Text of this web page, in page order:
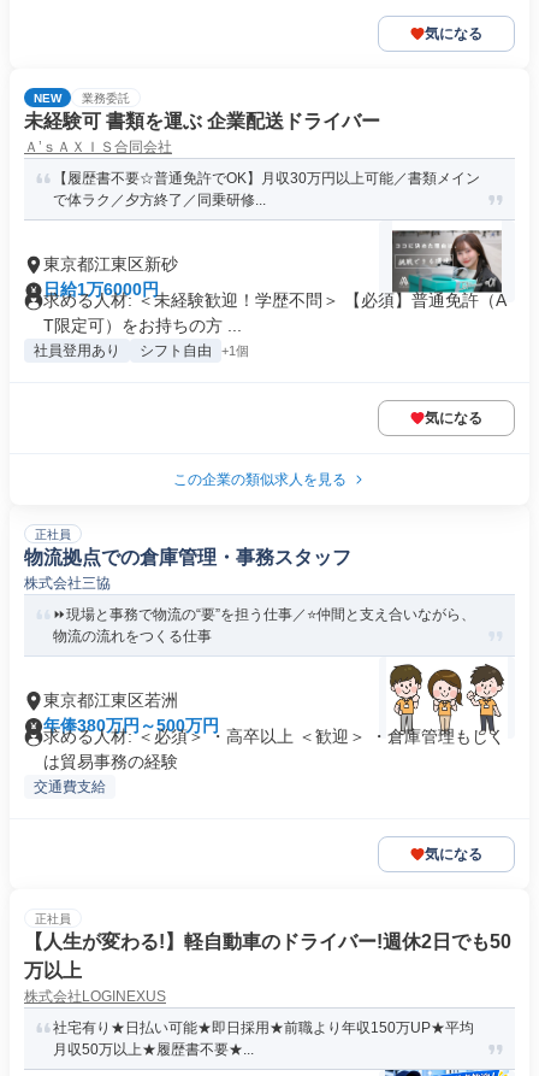
気になる
NEW 業務委託
未経験可 書類を運ぶ 企業配送ドライバー
Ａ’ｓＡＸＩＳ合同会社
【履歴書不要☆普通免許でOK】月収30万円以上可能／書類メイン
で体ラク／夕方終了／同乗研修...
東京都江東区新砂
日給1万6000円
求める人材: ＜未経験歓迎！学歴不問＞ 【必須】普通免許（A
T限定可）をお持ちの方 ...
社員登用あり シフト自由 +1個
気になる
この企業の類似求人を見る
正社員
物流拠点での倉庫管理・事務スタッフ
株式会社三協
⏩現場と事務で物流の“要”を担う仕事／⭐仲間と支え合いながら、
物流の流れをつくる仕事
東京都江東区若洲
年俸380万円～500万円
求める人材: ＜必須＞ ・高卒以上 ＜歓迎＞ ・倉庫管理もしく
は貿易事務の経験
交通費支給
気になる
正社員
【人生が変わる!】軽自動車のドライバー!週休2日でも50
万以上
株式会社LOGINEXUS
社宅有り★日払い可能★即日採用★前職より年収150万UP★平均
月収50万以上★履歴書不要★...